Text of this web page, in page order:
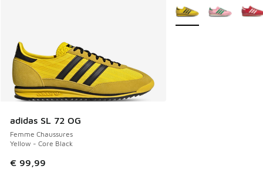
adidas SL 72 OG
Femme Chaussures
Yellow - Core Black
€ 99,99
Plus de couleurs